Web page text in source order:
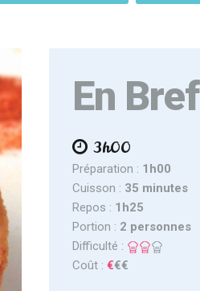
En Bref
3h00
Préparation : 1h00
Cuisson : 35 minutes
Repos : 1h25
Portion : 2 personnes
Difficulté :
Coût : €€€